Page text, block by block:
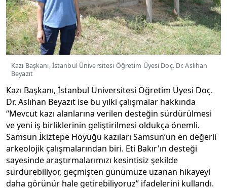
Kazı Başkanı, İstanbul Üniversitesi Öğretim Üyesi Doç. Dr. Aslıhan
Beyazıt
Kazı Başkanı, İstanbul Üniversitesi Öğretim Üyesi Doç.
Dr. Aslıhan Beyazıt ise bu yılki çalışmalar hakkında
“Mevcut kazı alanlarına verilen desteğin sürdürülmesi
ve yeni iş birliklerinin geliştirilmesi oldukça önemli.
Samsun İkiztepe Höyüğü kazıları Samsun’un en değerli
arkeolojik çalışmalarından biri. Eti Bakır'ın desteği
sayesinde araştırmalarımızı kesintisiz şekilde
sürdürebiliyor, geçmişten günümüze uzanan hikayeyi
daha görünür hale getirebiliyoruz” ifadelerini kullandı.